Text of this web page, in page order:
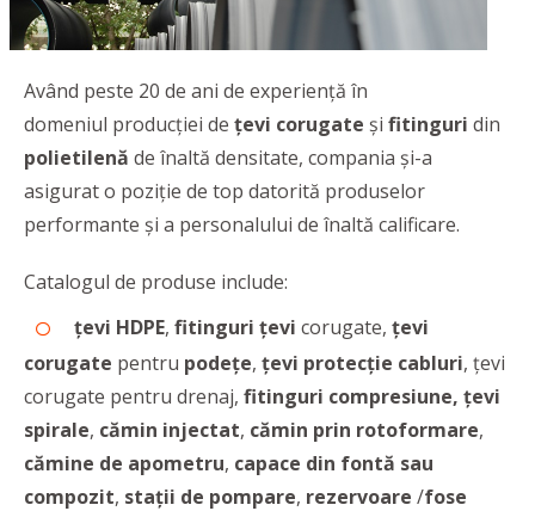
Având peste 20 de ani de experiență în
domeniul producţiei de țevi corugate și fitinguri din
polietilenă de înaltă densitate, compania și-a
asigurat o poziție de top datorită produselor
performante şi a personalului de înaltă calificare.
Catalogul de produse include:
țevi HDPE, fitinguri țevi corugate, țevi
corugate pentru podețe, țevi protecție cabluri, țevi
corugate pentru drenaj, fitinguri compresiune, țevi
spirale, cămin injectat, cămin prin rotoformare,
cămine de apometru, capace din fontă sau
compozit, stații de pompare, rezervoare /fose